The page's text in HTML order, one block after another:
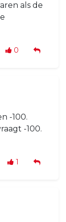
als de
0
-100.
-100.
1